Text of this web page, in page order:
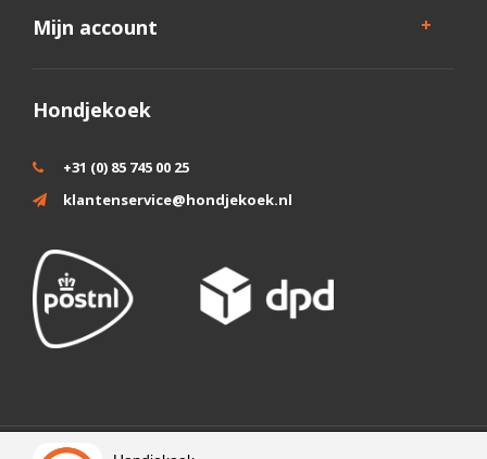
Mijn account
Hondjekoek
+31 (0) 85 745 00 25
klantenservice@hondjekoek.nl
Wij slaan cookies op om onze website te verbeteren. Is dat akkoord?